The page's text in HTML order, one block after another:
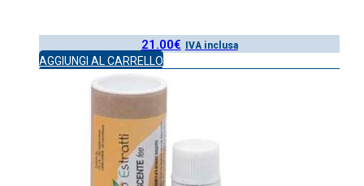
21.00€ IVA inclusa
AGGIUNGI AL CARRELLO